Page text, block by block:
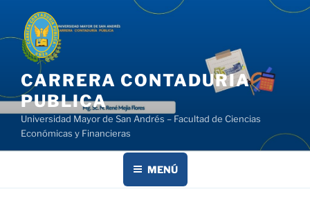
contenido
CARRERA CONTADURIA
PUBLICA
Universidad Mayor de San Andrés – Facultad de Ciencias
Económicas y Financieras
MENÚ